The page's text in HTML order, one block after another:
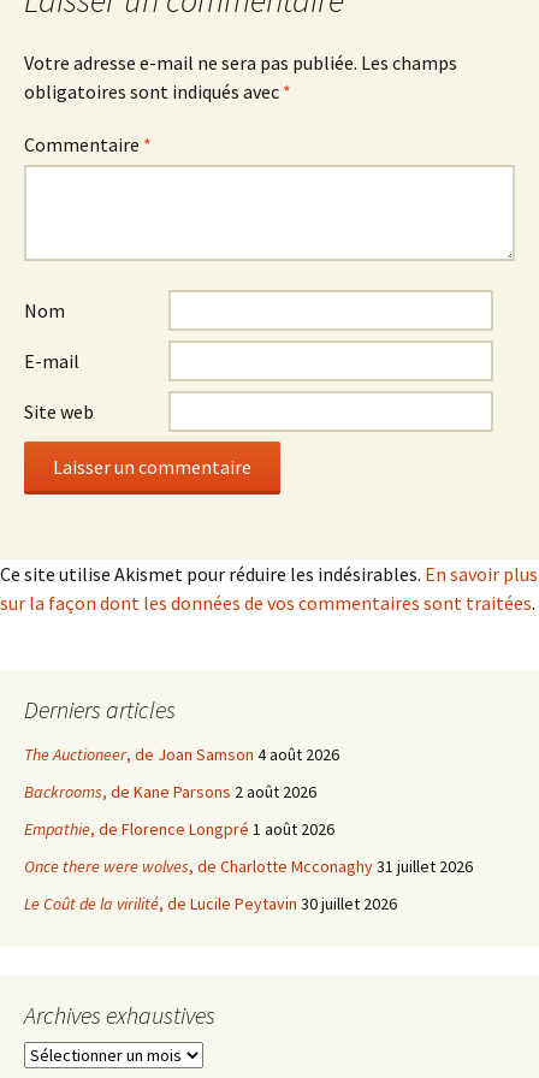
Votre adresse e-mail ne sera pas publiée. Les champs
obligatoires sont indiqués avec *
Commentaire *
Nom
E-mail
Site web
Ce site utilise Akismet pour réduire les indésirables. En savoir plus
sur la façon dont les données de vos commentaires sont traitées.
Derniers articles
The Auctioneer, de Joan Samson 4 août 2026
Backrooms, de Kane Parsons 2 août 2026
Empathie, de Florence Longpré 1 août 2026
Once there were wolves, de Charlotte Mcconaghy31 juillet 2026
Le Coût de la virilité, de Lucile Peytavin 30 juillet 2026
Archives exhaustives
Archives